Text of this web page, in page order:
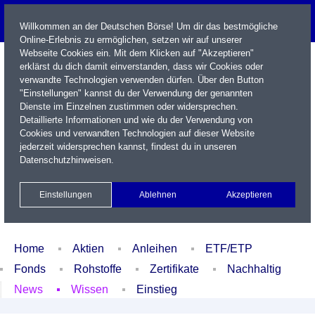
Name / WKN / ISIN / Kürzel
Xetra Realtime
Watchlist Portfolio Login
Home Aktien Anleihen
ETF/ETP
Fonds
Rohstoffe Zertifikate
Nachhaltig
News
Wissen Einstieg
Willkommen an der Deutschen Börse! Um dir das bestmögliche
Online-Erlebnis zu ermöglichen, setzen wir auf unserer
Webseite Cookies ein. Mit dem Klicken auf "Akzeptieren"
erklärst du dich damit einverstanden, dass wir Cookies oder
verwandte Technologien verwenden dürfen. Über den Button
"Einstellungen" kannst du der Verwendung der genannten
Dienste im Einzelnen zustimmen oder widersprechen.
Detaillierte Informationen und wie du der Verwendung von
Cookies und verwandten Technologien auf dieser Website
jederzeit widersprechen kannst, findest du in unseren
Datenschutzhinweisen.
Einstellungen Ablehnen Akzeptieren